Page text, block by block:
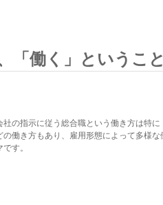
「働く」というこ
の指示に従う総合職という働き方は特
働き方もあり、雇用形態によって多様
す。